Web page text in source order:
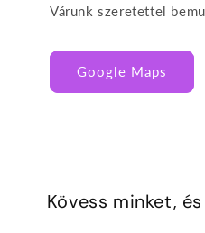
Várunk szeretettel
Google Maps
Kövess minket,